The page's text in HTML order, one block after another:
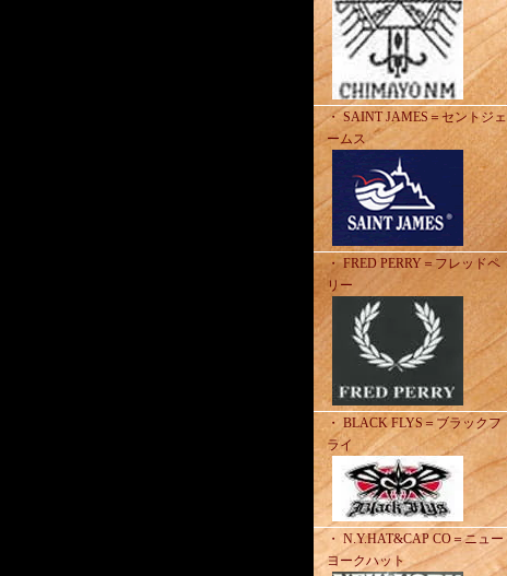
・ SAINT JAMES＝セントジェ
ームス
・ FRED PERRY＝フレッドペ
リー
・ BLACK FLYS＝ブラックフ
ライ
・ N.Y.HAT&CAP CO＝ニュー
ヨークハット